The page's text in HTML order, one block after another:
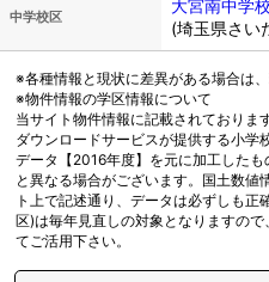
中学校区
大宮南中学校
(埼玉県さい
※各種情報と現状に差異がある場合は
※物件情報の学区情報について
当サイト物件情報に記載されておりま
ダウンロードサービスが提供する小
データ【2016年度】を元に加工した
と異なる場合がございます。国土数値
ト上で記述通り、データは必ずしも
区)は毎年見直しの対象となりますの
てご活用下さい。